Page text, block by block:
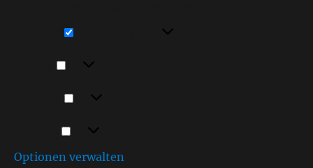
Optionen verwalten